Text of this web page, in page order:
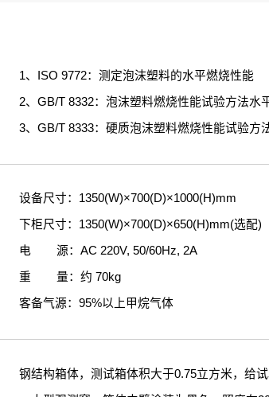
1、ISO 9772：测定泡沫塑料的水平燃烧性能
2、GB/T 8332：泡沫塑料燃烧性能试验方法水
3、GB/T 8333：硬质泡沫塑料燃烧性能试验方
设备尺寸：1350(W)×700(D)×1000(H)mm
下柜尺寸：1350(W)×700(D)×650(H)mm(选配)
电 源：AC 220V, 50/60Hz, 2A
重 量：约 70kg
客备气源：95%以上甲烷气体
钢结构箱体，测试箱体积大于0.75立方米，给